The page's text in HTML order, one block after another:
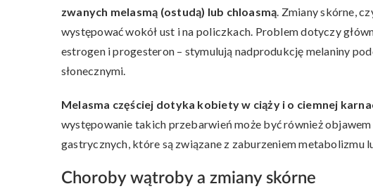
zwanych melasmą (ostudą) lub chloasmą. Zmiany skórne,
występować wokół ust i na policzkach. Problem dotyczy
estrogen i progesteron – stymulują nadprodukcję melaniny
słonecznymi.
Melasma częściej dotyka kobiety w ciąży i o ciemnej
występowanie takich przebarwień może być również
gastrycznych, które są związane z zaburzeniem metabolizmu
Choroby wątroby a zmiany skórne